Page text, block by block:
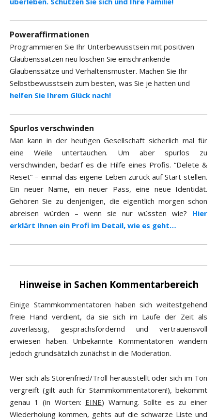
Poweraffirmationen
Programmieren Sie Ihr Unterbewusstsein mit positiven
Glaubenssätzen neu löschen Sie einschränkende
Glaubenssätze und Verhaltensmuster. Machen Sie Ihr
Selbstbewusstsein zum besten, was Sie je hatten und
helfen Sie Ihrem Glück nach!
Spurlos verschwinden
Man kann in der heutigen Gesellschaft sicherlich mal für
eine Weile untertauchen. Um aber spurlos zu
verschwinden, bedarf es die Hilfe eines Profis. “Delete &
Reset“ – einmal das eigene Leben zurück auf Start stellen.
Ein neuer Name, ein neuer Pass, eine neue Identidät.
Gehören Sie zu denjenigen, die eigentlich morgen schon
abreisen würden – wenn sie nur wüssten wie? Hier
erklärt Ihnen ein Profi im Detail, wie es geht…
Hinweise in Sachen Kommentarbereich
Einige Stammkommentatoren haben sich weitestgehend
freie Hand verdient, da sie sich im Laufe der Zeit als
zuverlässig, gesprächsfördernd und vertrauensvoll
erwiesen haben. Unbekannte Kommentatoren wandern
jedoch grundsätzlich zunächst in die Moderation.
Wer sich als Störenfried/Troll herausstellt oder sich im Ton
vergreift (gilt auch für Stammkommentatoren!), bekommt
genau 1 (in Worten: EINE) Warnung. Sollte es zu einer
Wiederholung kommen, gehts auf die schwarze Liste und